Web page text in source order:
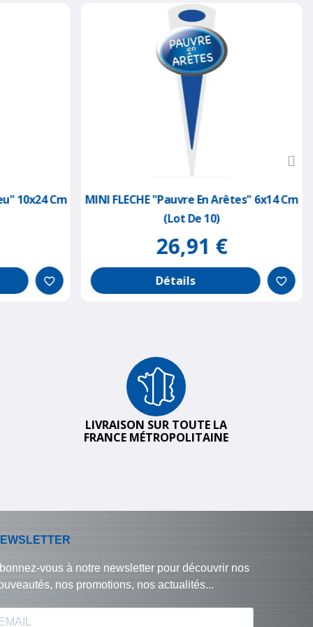
10x24 Cm
favorite_border
MINI FLECHE "pauvre En Arêtes" 6x14 Cm
(lot De 10)
26,91 €
Détails favorite_border
LIVRAISON SUR TOUTE LA
FRANCE MÉTROPOLITAINE